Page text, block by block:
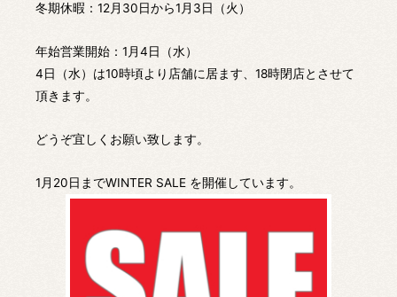
冬期休暇：12月30日から1月3日（火）
年始営業開始：1月4日（水）
4日（水）は10時頃より店舗に居ます、18時閉店とさせて
頂きます。
どうぞ宜しくお願い致します。
1月20日までWINTER SALE を開催しています。